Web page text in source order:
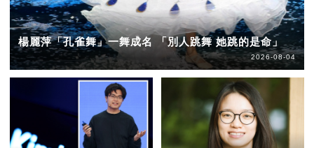
楊麗萍「孔雀舞」一舞成名 「別人跳舞 她跳的是命」
2026-08-04